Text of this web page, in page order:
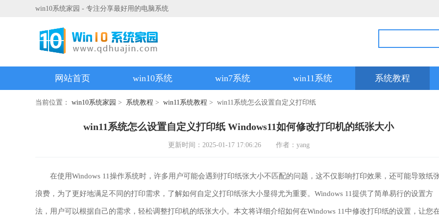
win10系统家园 - 专注分享最好用的电脑系统
网站首页 win10系统 win7系统 win11系统 系统教程
当前位置： win10系统家园 > 系统教程 > win11系统教程 > win11系统怎么设置自定义打印纸
win11系统怎么设置自定义打印纸 Windows11如何修改打印机的纸张大小
更新时间：2025-01-17 17:06:26 作者：yang
在使用Windows 11操作系统时，许多用户可能会遇到打印纸张大小不匹配的问题，这不仅影响打印效果，还可能导致纸
浪费，为了更好地满足不同的打印需求，了解如何自定义打印纸张大小显得尤为重要。Windows 11提供了简单易行的设置方
法，用户可以根据自己的需求，轻松调整打印机的纸张大小。本文将详细介绍如何在Windows 11中修改打印纸的设置，让您